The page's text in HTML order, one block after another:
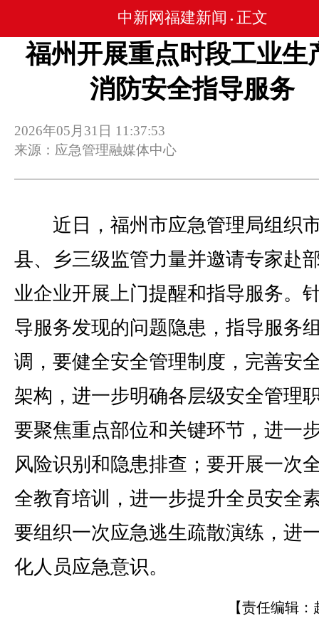
中新网福建新闻 • 正文
福州开展重点时段工业生
消防安全指导服务
2026年05月31日 11:37:53
来源：应急管理融媒体中心
近日，福州市应急管理局组织
县、乡三级监管力量并邀请专家赴
业企业开展上门提醒和指导服务。
导服务发现的问题隐患，指导服务
调，要健全安全管理制度，完善安
架构，进一步明确各层级安全管理
要聚焦重点部位和关键环节，进一
风险识别和隐患排查；要开展一次
全教育培训，进一步提升全员安全
要组织一次应急逃生疏散演练，进
化人员应急意识。
【责任编辑：